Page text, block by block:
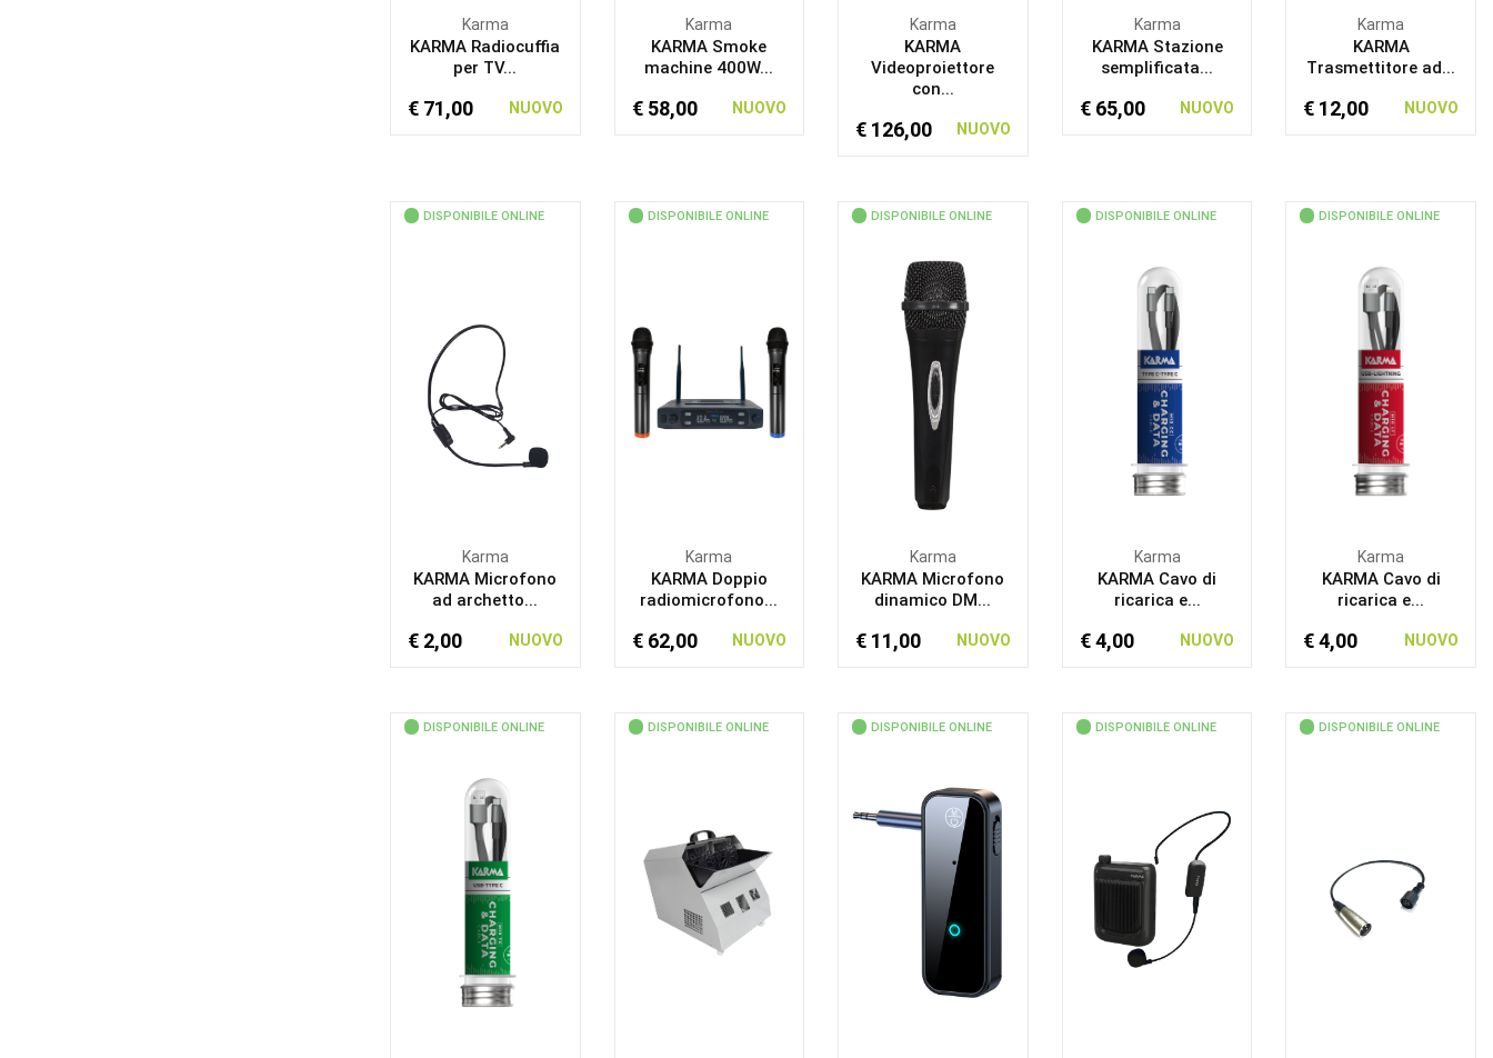
Karma
KARMA Radiocuffia
per TV...
€ 71,00 NUOVO
Karma
KARMA Smoke
machine 400W...
€ 58,00 NUOVO
Karma
KARMA
Videoproiettore
con...
€ 126,00 NUOVO
Karma
KARMA Stazione
semplificata...
€ 65,00 NUOVO
Karma
KARMA
Trasmettitore ad...
€ 12,00 NUOVO
DISPONIBILE ONLINE
Karma
KARMA Microfono
ad archetto...
€ 2,00 NUOVO
DISPONIBILE ONLINE
Karma
KARMA Doppio
radiomicrofono...
€ 62,00 NUOVO
DISPONIBILE ONLINE
Karma
KARMA Microfono
dinamico DM...
€ 11,00 NUOVO
DISPONIBILE ONLINE
Karma
KARMA Cavo di
ricarica e...
€ 4,00 NUOVO
DISPONIBILE ONLINE
Karma
KARMA Cavo di
ricarica e...
€ 4,00 NUOVO
DISPONIBILE ONLINE DISPONIBILE ONLINE DISPONIBILE ONLINE DISPONIBILE ONLINE DISPONIBILE ONLINE